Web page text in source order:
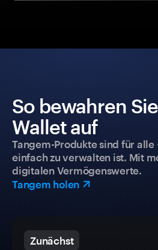
So bewahren
Wallet auf
Tangem-Produkte sind für alle
einfach zu verwalten ist. Mit
digitalen Vermögenswerte.
Tangem holen
Zunächst